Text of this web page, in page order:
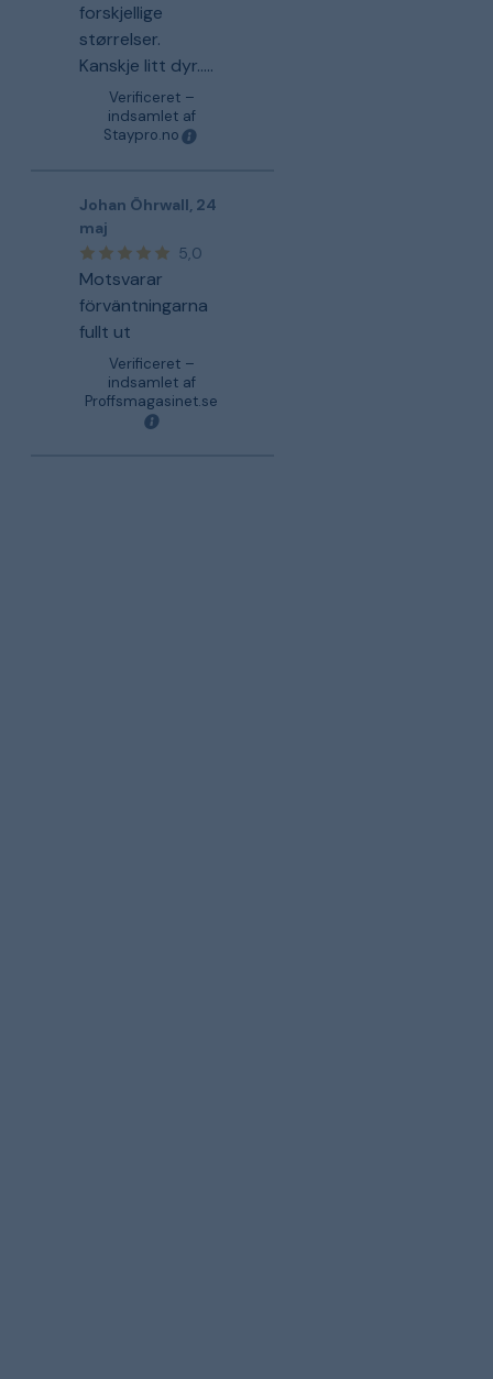
forskjellige
størrelser.
Kanskje litt dyr.....
Verificeret –
indsamlet af
Staypro.no
Johan Öhrwall, 24
maj
5,0
Motsvarar
förväntningarna
fullt ut
Verificeret –
indsamlet af
Proffsmagasinet.se